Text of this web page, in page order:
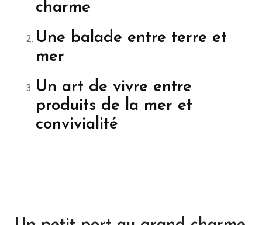
charme
Une balade entre terre et
mer
Un art de vivre entre
produits de la mer et
convivialité